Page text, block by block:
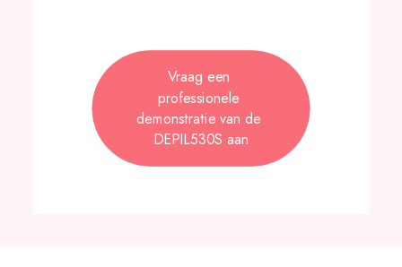
Vraag een
professionele
demonstratie van de
DEPIL530S aan